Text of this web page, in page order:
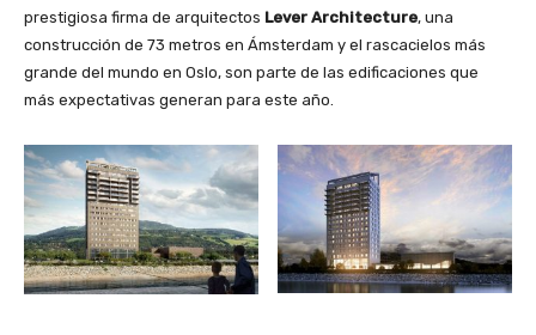
prestigiosa firma de arquitectos Lever Architecture, una
construcción de 73 metros en Ámsterdam y el rascacielos más
grande del mundo en Oslo, son parte de las edificaciones que
más expectativas generan para este año.